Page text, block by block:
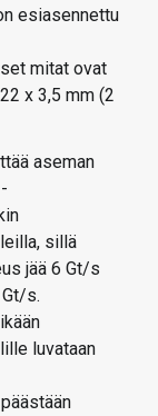
esiasennettu
mitat ovat
x 3,5 mm (2
aseman
sillä
jää 6 Gt/s
s.
luvataan